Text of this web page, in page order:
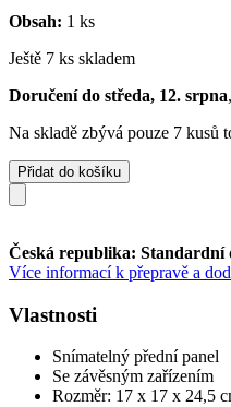
Obsah: 1 ks
Ještě 7 ks skladem
Doručení do středa, 12. srpna
Na skladě zbývá pouze 7 kusů
Přidat do košíku
Česká republika: Standardní
Více informací k přepravě a
Vlastnosti
Snímatelný přední panel
Se závěsným zařízením
Rozměr: 17 x 17 x 24,5